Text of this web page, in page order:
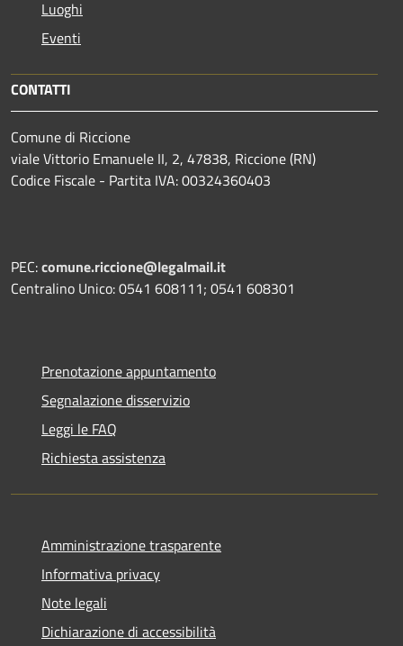
Luoghi
Eventi
CONTATTI
Comune di Riccione
viale Vittorio Emanuele II, 2, 47838, Riccione (RN)
Codice Fiscale - Partita IVA: 00324360403
PEC:comune.riccione@legalmail.it
Centralino Unico: 0541 608111; 0541 608301
Prenotazione appuntamento
Segnalazione disservizio
Leggi le FAQ
Richiesta assistenza
Amministrazione trasparente
Informativa privacy
Note legali
Dichiarazione di accessibilità